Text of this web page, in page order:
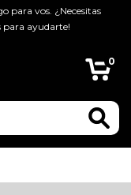
para vos. ¿Necesitas
para ayudarte!
0